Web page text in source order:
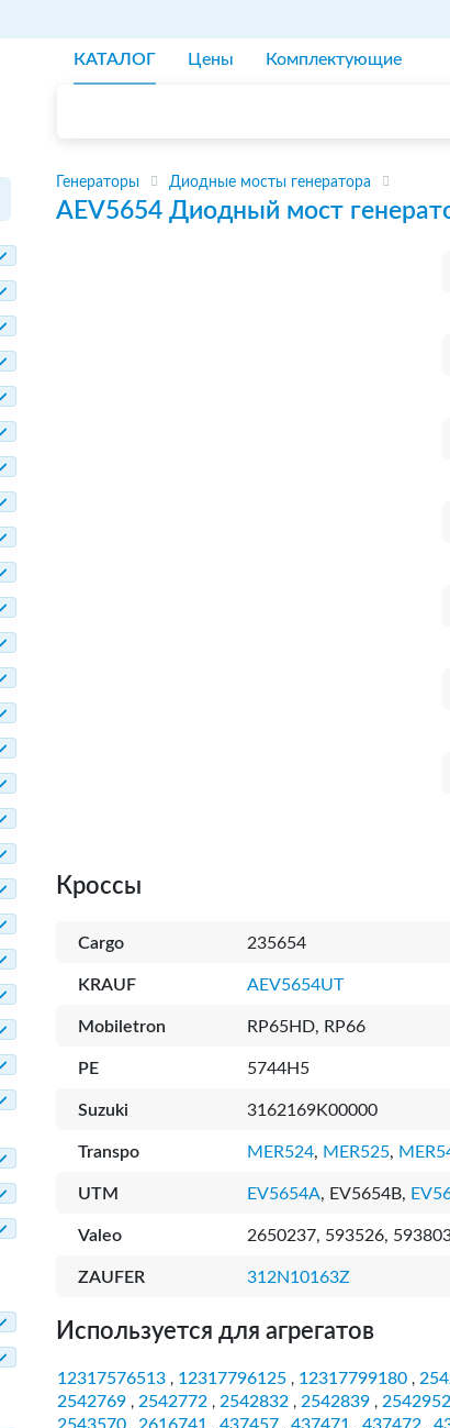
КАТАЛОГ Цены Комплектующие
Генераторы Диодные мосты генератора
AEV5654 Диодный мост
Кроссы
Cargo 235654
KRAUF AEV5654UT
Mobiletron RP65HD, RP66
PE 5744H5
Suzuki 3162169K00000
Transpo MER524, MER525,
UTM EV5654A, EV5654B,
Valeo 2650237, 593526,
ZAUFER 312N10163Z
Используется для агрегатов
12317576513 , 12317796125 , 12317799180 ,
2542769 , 2542772 , 2542832 , 2542839 , 2542952